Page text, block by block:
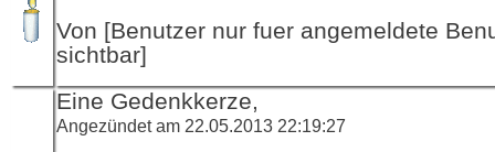
Von [Benutzer nur fuer angemeldete
sichtbar]
Eine Gedenkkerze,
Angezündet am 22.05.2013 22:19:27